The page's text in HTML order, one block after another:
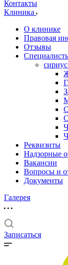
Контакты
Клиника
О клинике
Правовая
Отзывы
Реквизиты
Надзорные
Вакансии
Вопросы и
Документы
Галерея
Записаться